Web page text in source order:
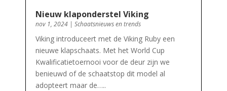
Nieuw klaponderstel Viking
nov 1, 2024| Schaatsnieuws en trends
Viking introduceert met de Viking Ruby een
nieuwe klapschaats. Met het World Cup
Kwalificatietoernooi voor de deur zijn we
benieuwd of de schaatstop dit model al
adopteert maar de…..